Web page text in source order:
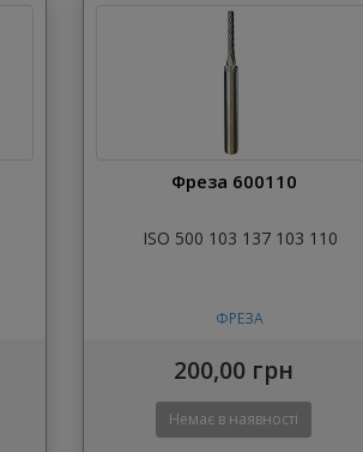
Фреза 600110
ISO 500 103 137 103 110
ФРЕЗА
200,00 грн